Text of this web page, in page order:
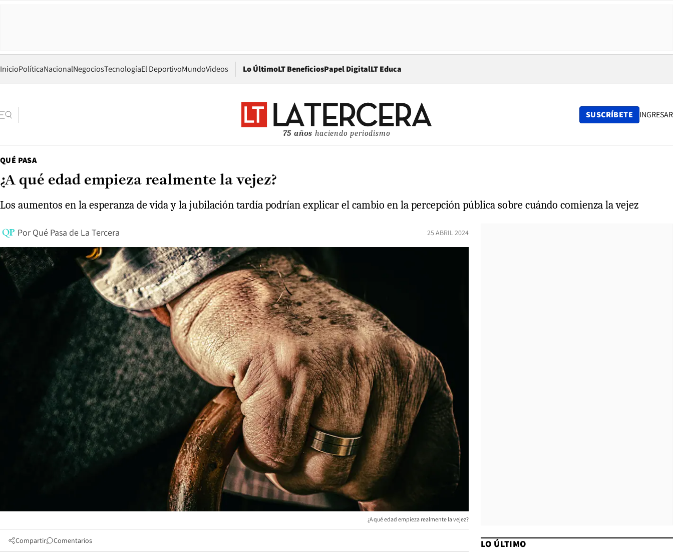
InicioPolíticaNacionalNegociosTecnologíaEl DeportivoMundoVideos Lo ÚltimoLT BeneficiosPapel DigitalOpens in new window
LT Educa
75 años haciendo periodismo
SUSCRÍBETE INGRESAR
QUÉ PASA
¿A qué edad empieza realmente la vejez?
Los aumentos en la esperanza de vida y la jubilación tardía podrían explicar el cambio en la percepción pública sobre cuándo comienza la vejez
Por Qué Pasa de La Tercera 25 ABRIL 2024
¿A qué edad empieza realmente la vejez?
Compartir Comentarios LO ÚLTIMO